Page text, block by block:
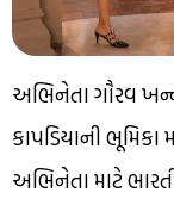
અભિનેતા ગૌરવ
કાપડિયાની ભૂમિકા
અભિનેતા માટે